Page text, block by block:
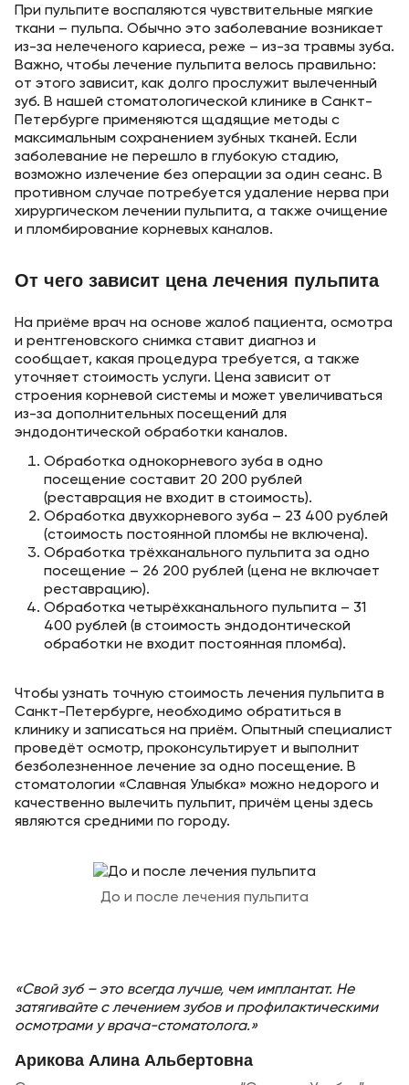
При пульпите воспаляются чувствительные мягкие
ткани – пульпа. Обычно это заболевание возникает
из-за нелеченого кариеса, реже – из-за травмы зуба.
Важно, чтобы лечение пульпита велось правильно:
от этого зависит, как долго прослужит вылеченный
зуб. В нашей стоматологической клинике в Санкт-
Петербурге применяются щадящие методы с
максимальным сохранением зубных тканей. Если
заболевание не перешло в глубокую стадию,
возможно излечение без операции за один сеанс. В
противном случае потребуется удаление нерва при
хирургическом лечении пульпита, а также очищение
и пломбирование корневых каналов.
От чего зависит цена лечения пульпита
На приёме врач на основе жалоб пациента, осмотра
и рентгеновского снимка ставит диагноз и
сообщает, какая процедура требуется, а также
уточняет стоимость услуги. Цена зависит от
строения корневой системы и может увеличиваться
из-за дополнительных посещений для
эндодонтической обработки каналов.
Обработка однокорневого зуба в одно
посещение составит 20 200 рублей
(реставрация не входит в стоимость).
Обработка двухкорневого зуба – 23 400 рублей
(стоимость постоянной пломбы не включена).
Обработка трёхканального пульпита за одно
посещение – 26 200 рублей (цена не включает
реставрацию).
Обработка четырёхканального пульпита – 31
400 рублей (в стоимость эндодонтической
обработки не входит постоянная пломба).
Чтобы узнать точную стоимость лечения пульпита в
Санкт-Петербурге, необходимо обратиться в
клинику и записаться на приём. Опытный специалист
проведёт осмотр, проконсультирует и выполнит
безболезненное лечение за одно посещение. В
стоматологии «Славная Улыбка» можно недорого и
качественно вылечить пульпит, причём цены здесь
являются средними по городу.
До и после лечения пульпита
«Свой зуб – это всегда лучше, чем имплантат. Не
затягивайте с лечением зубов и профилактическими
осмотрами у врача-стоматолога.»
Арикова Алина Альбертовна